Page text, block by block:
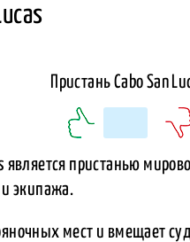
является пристанью
и экипажа.
мест и вмещает